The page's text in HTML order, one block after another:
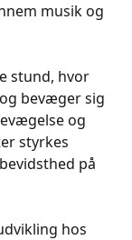
musik og
stund, hvor
bevæger sig
og
styrkes
på
hos